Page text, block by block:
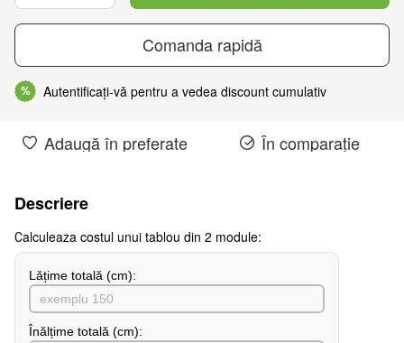
Comanda rapidă
% Autentificați-vă pentru a vedea discount cumulativ
Adaugă în preferate În comparație
Descriere
Сalculeaza costul unui tablou din 2 module:
Lățime totală (cm):
Înălțime totală (cm):